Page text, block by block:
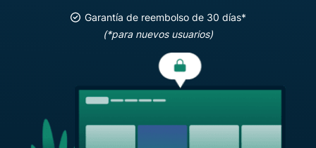
Garantía de reembolso de 30 días*
(*para nuevos usuarios)